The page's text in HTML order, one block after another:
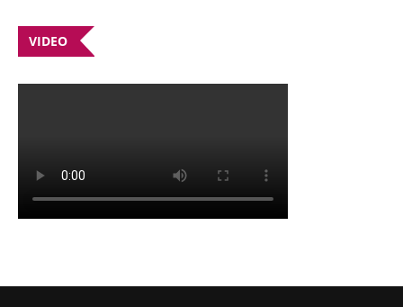
VIDEO